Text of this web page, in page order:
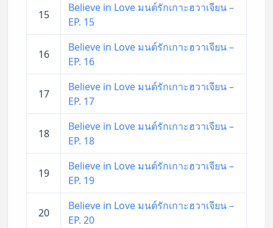
15
Believe in Love มนต์รักเกาะฮวาเจียน –
EP. 15
16
Believe in Love มนต์รักเกาะฮวาเจียน –
EP. 16
17
Believe in Love มนต์รักเกาะฮวาเจียน –
EP. 17
18
Believe in Love มนต์รักเกาะฮวาเจียน –
EP. 18
19
Believe in Love มนต์รักเกาะฮวาเจียน –
EP. 19
20
Believe in Love มนต์รักเกาะฮวาเจียน –
EP. 20